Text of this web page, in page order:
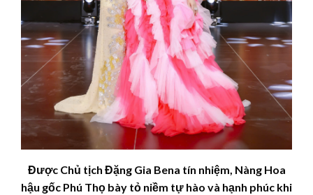
Được Chủ tịch Đặng Gia Bena tín nhiệm, Nàng Hoa
hậu gốc Phú Thọ bày tỏ niềm tự hào và hạnh phúc khi